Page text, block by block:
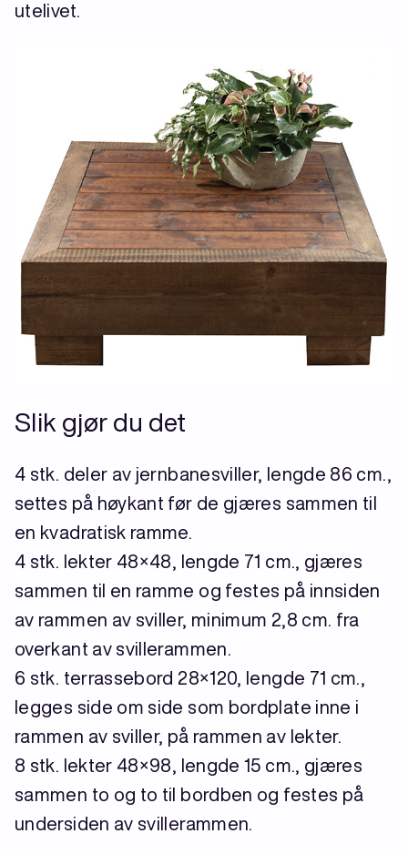
utelivet.
Slik gjør du det
4 stk. deler av jernbanesviller, lengde 86 cm.,
settes på høykant før de gjæres sammen til
en kvadratisk ramme.
4 stk. lekter 48×48, lengde 71 cm., gjæres
sammen til en ramme og festes på innsiden
av rammen av sviller, minimum 2,8 cm. fra
overkant av svillerammen.
6 stk. terrassebord 28×120, lengde 71 cm.,
legges side om side som bordplate inne i
rammen av sviller, på rammen av lekter.
8 stk. lekter 48×98, lengde 15 cm., gjæres
sammen to og to til bordben og festes på
undersiden av svillerammen.